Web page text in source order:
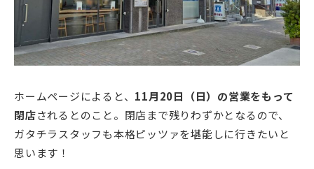
ホームページによると、 11月20日（日）の営業をもって
閉店されるとのこと。閉店まで残りわずかとなるので、
ガタチラスタッフも本格ピッツァを堪能しに行きたいと
思います！